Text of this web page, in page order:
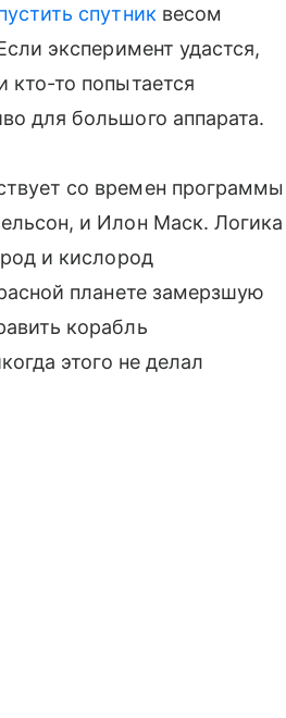
спутник весом
эксперимент удастся,
кто-то попытается
для большого аппарата.
со времен программы
и Илон Маск. Логика
и кислород
планете замерзшую
корабль
этого не делал